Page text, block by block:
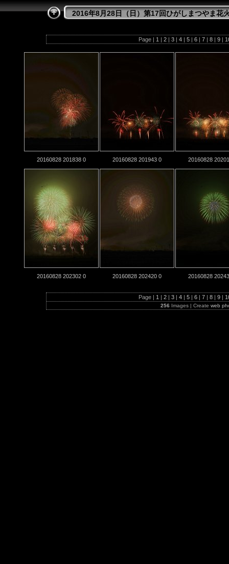
2016年8月28日（日）第17回ひがしまつやま花
Page | 1 | 2 | 3 | 4 | 5 | 6 | 7 | 8 | 9 |
20160828 201838 0 20160828 201943 0 20160828
20160828 202302 0 20160828 202420 0 20160828
Page | 1 | 2 | 3 | 4 | 5 | 6 | 7 | 8 | 9 |
256 Images | Create web